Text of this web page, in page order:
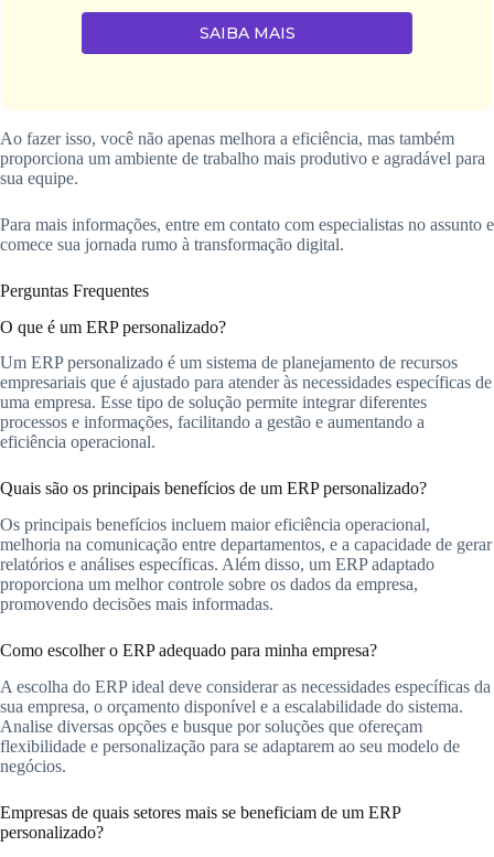
SAIBA MAIS
Ao fazer isso, você não apenas melhora a eficiência, mas também
proporciona um ambiente de trabalho mais produtivo e agradável para
sua equipe.
Para mais informações, entre em contato com especialistas no assunto e
comece sua jornada rumo à transformação digital.
Perguntas Frequentes
O que é um ERP personalizado?
Um ERP personalizado é um sistema de planejamento de recursos
empresariais que é ajustado para atender às necessidades específicas de
uma empresa. Esse tipo de solução permite integrar diferentes
processos e informações, facilitando a gestão e aumentando a
eficiência operacional.
Quais são os principais benefícios de um ERP personalizado?
Os principais benefícios incluem maior eficiência operacional,
melhoria na comunicação entre departamentos, e a capacidade de gerar
relatórios e análises específicas. Além disso, um ERP adaptado
proporciona um melhor controle sobre os dados da empresa,
promovendo decisões mais informadas.
Como escolher o ERP adequado para minha empresa?
A escolha do ERP ideal deve considerar as necessidades específicas da
sua empresa, o orçamento disponível e a escalabilidade do sistema.
Analise diversas opções e busque por soluções que ofereçam
flexibilidade e personalização para se adaptarem ao seu modelo de
negócios.
Empresas de quais setores mais se beneficiam de um ERP
personalizado?